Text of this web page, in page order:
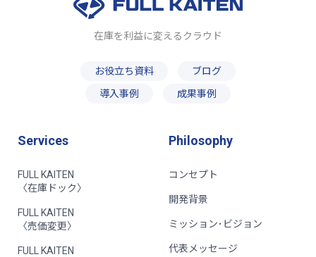
在庫を利益に変えるクラウド
お役立ち資料
ブログ
導入事例
成果事例
Services
FULL KAITEN
〈在庫ドック〉
FULL KAITEN
〈売価変更〉
FULL KAITEN
Philosophy
コンセプト
開発背景
ミッション･ビジョン
代表メッセージ